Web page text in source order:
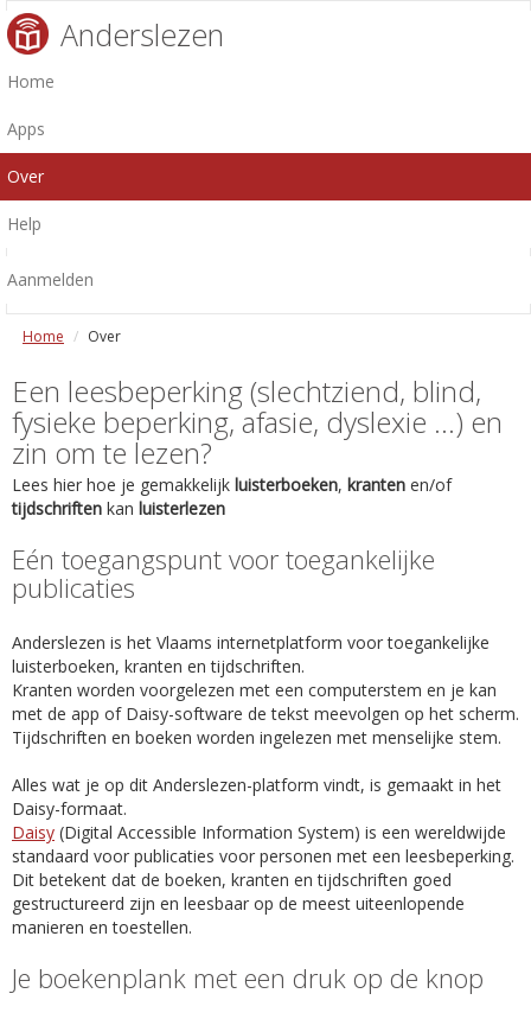
Anderslezen
Home
Apps
Over
Help
Aanmelden
Home Over
Een leesbeperking (slechtziend, blind,
fysieke beperking, afasie, dyslexie ...) en
zin om te lezen?
Lees hier hoe je gemakkelijk luisterboeken, kranten en/of
tijdschriften kan luisterlezen
Eén toegangspunt voor toegankelijke
publicaties
Anderslezen is het Vlaams internetplatform voor toegankelijke
luisterboeken, kranten en tijdschriften.
Kranten worden voorgelezen met een computerstem en je kan
met de app of Daisy-software de tekst meevolgen op het scherm.
Tijdschriften en boeken worden ingelezen met menselijke stem.
Alles wat je op dit Anderslezen-platform vindt, is gemaakt in het
Daisy-formaat.
Daisy (Digital Accessible Information System) is een wereldwijde
standaard voor publicaties voor personen met een leesbeperking.
Dit betekent dat de boeken, kranten en tijdschriften goed
gestructureerd zijn en leesbaar op de meest uiteenlopende
manieren en toestellen.
Je boekenplank met een druk op de knop